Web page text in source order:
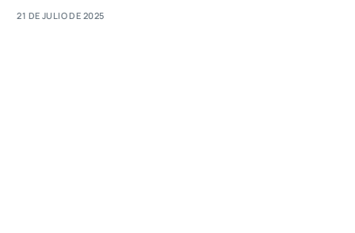
21 DE JULIO DE 2025